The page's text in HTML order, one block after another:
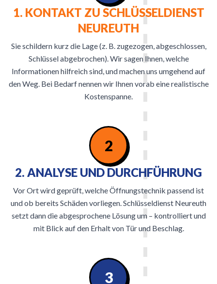
1. KONTAKT ZU SCHLÜSSELDIENST
NEUREUTH
Sie schildern kurz die Lage (z. B. zugezogen, abgeschlossen,
Schlüssel abgebrochen). Wir sagen Ihnen, welche
Informationen hilfreich sind, und machen uns umgehend auf
den Weg. Bei Bedarf nennen wir Ihnen vorab eine realistische
Kostenspanne.
2
2. ANALYSE UND DURCHFÜHRUNG
Vor Ort wird geprüft, welche Öffnungstechnik passend ist
und ob bereits Schäden vorliegen. Schlüsseldienst Neureuth
setzt dann die abgesprochene Lösung um – kontrolliert und
mit Blick auf den Erhalt von Tür und Beschlag.
3